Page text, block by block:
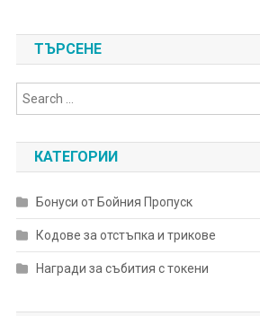
ТЪРСЕНЕ
КАТЕГОРИИ
Бонуси от Бойния Пропуск
Кодове за отстъпка и трикове
Награди за събития с токени